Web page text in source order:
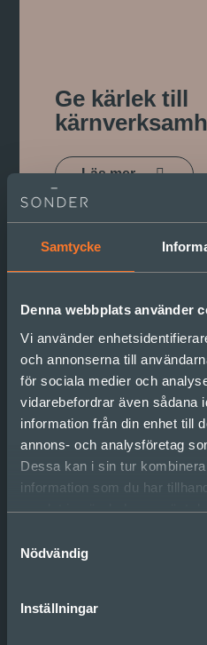
Samtycke
Denna webbplats använder
Vi använder
och annonserna till
för sociala medier och
vidarebefordrar även sådana
information från din enhet till
annons- och analysföretag
Dessa kan i sin tur
information som du har
samlat in när du har använt
Nödvändig
Inställningar
Ge kärlek till
Läs mer
(men på ett